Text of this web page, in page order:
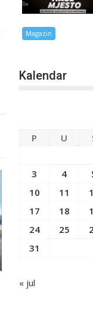
Magazin
Kalendar
P U
3
4
10
11
17
18
24
25
31
« jul